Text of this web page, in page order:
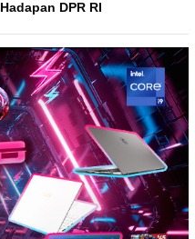
Hadapan DPR RI